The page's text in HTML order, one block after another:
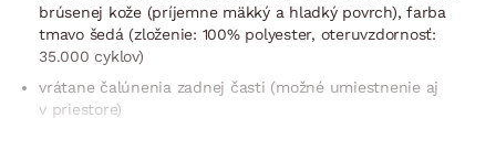
brúsenej kože (príjemne mäkký a hladký povrch), farba
tmavo šedá (zloženie: 100% polyester, oteruvzdornosť:
35.000 cyklov)
vrátane čalúnenia zadnej časti (možné umiestnenie aj
v priestore)